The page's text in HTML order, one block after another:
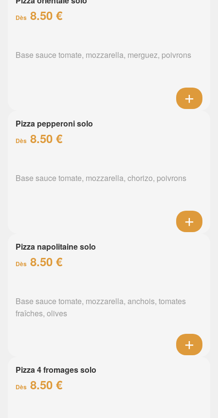
Dès 8.50 €
Base sauce tomate, mozzarella, merguez, poivrons
Pizza pepperoni solo
Dès 8.50 €
Base sauce tomate, mozzarella, chorizo, poivrons
Pizza napolitaine solo
Dès 8.50 €
Base sauce tomate, mozzarella, anchois, tomates
fraîches, olives
Pizza 4 fromages solo
Dès 8.50 €